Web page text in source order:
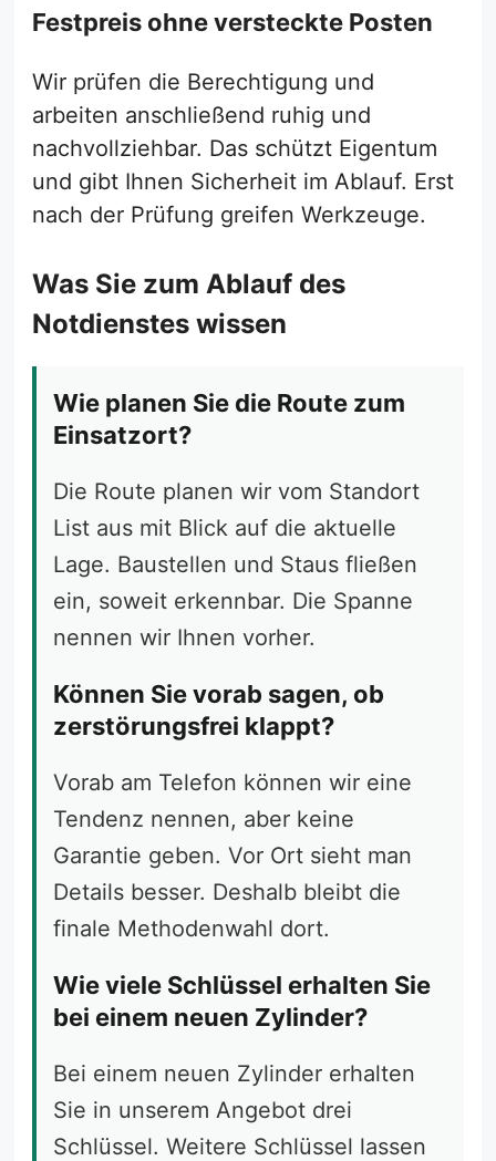
Festpreis ohne versteckte Posten
Wir prüfen die Berechtigung und
arbeiten anschließend ruhig und
nachvollziehbar. Das schützt Eigentum
und gibt Ihnen Sicherheit im Ablauf. Erst
nach der Prüfung greifen Werkzeuge.
Was Sie zum Ablauf des
Notdienstes wissen
Wie planen Sie die Route zum
Einsatzort?
Die Route planen wir vom Standort
List aus mit Blick auf die aktuelle
Lage. Baustellen und Staus fließen
ein, soweit erkennbar. Die Spanne
nennen wir Ihnen vorher.
Können Sie vorab sagen, ob
zerstörungsfrei klappt?
Vorab am Telefon können wir eine
Tendenz nennen, aber keine
Garantie geben. Vor Ort sieht man
Details besser. Deshalb bleibt die
finale Methodenwahl dort.
Wie viele Schlüssel erhalten Sie
bei einem neuen Zylinder?
Bei einem neuen Zylinder erhalten
Sie in unserem Angebot drei
Schlüssel. Weitere Schlüssel lassen